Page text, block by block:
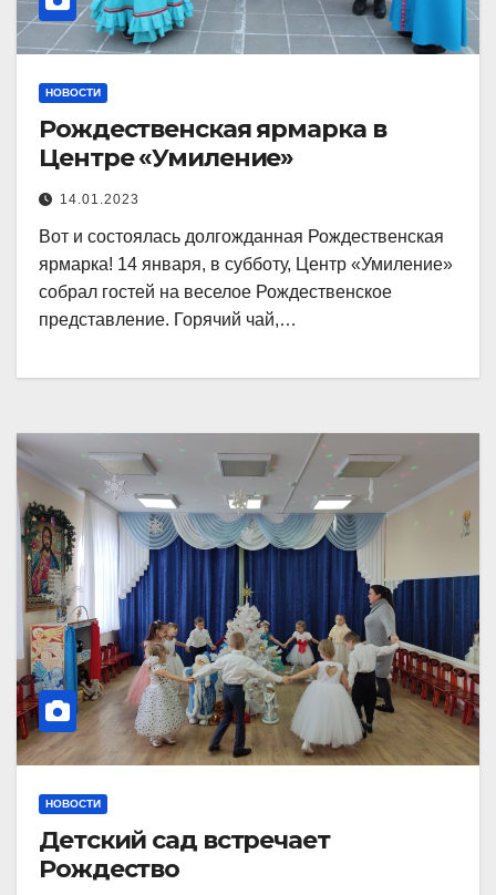
НОВОСТИ
Рождественская ярмарка в
Центре «Умиление»
14.01.2023
Вот и состоялась долгожданная Рождественская
ярмарка! 14 января, в субботу, Центр «Умиление»
собрал гостей на веселое Рождественское
представление. Горячий чай,…
НОВОСТИ
Детский сад встречает
Рождество